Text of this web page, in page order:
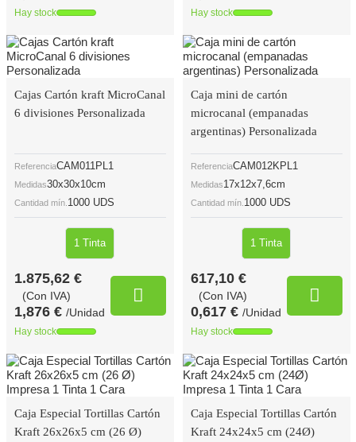
Hay stock Hay stock
Cajas Cartón kraft MicroCanal
6 divisiones Personalizada
ReferenciaCAM011PL1
Medidas30x30x10cm
Cantidad mín. 1000 UDS
1 Tinta
1.875,62 €
(Con IVA)
1,876 € /Unidad
Hay stock
Caja mini de cartón
microcanal (empanadas
argentinas) Personalizada
ReferenciaCAM012KPL1
Medidas17x12x7,6cm
Cantidad mín. 1000 UDS
1 Tinta
617,10 €
(Con IVA)
0,617 € /Unidad
Hay stock
Caja Especial Tortillas Cartón
Kraft 26x26x5 cm (26 Ø)
Caja Especial Tortillas Cartón
Kraft 24x24x5 cm (24Ø)